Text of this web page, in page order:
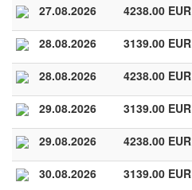
27.08.2026 4238.00 EUR
28.08.2026 3139.00 EUR
28.08.2026 4238.00 EUR
29.08.2026 3139.00 EUR
29.08.2026 4238.00 EUR
30.08.2026 3139.00 EUR